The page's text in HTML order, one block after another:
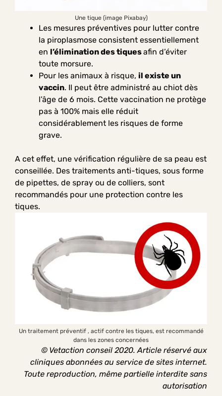
Une tique (image Pixabay)
Les mesures préventives pour lutter contre
la piroplasmose consistent essentiellement
en l’élimination des tiquesafin d’éviter
toute morsure.
Pour les animaux à risque, il existe un
vaccin. Il peut être administré au chiot dès
l’âge de 6 mois. Cette vaccination ne protège
pas à 100% mais elle réduit
considérablement les risques de forme
grave.
A cet effet, une vérification régulière de sa peau est
conseillée. Des traitements anti-tiques, sous forme
de pipettes, de spray ou de colliers, sont
recommandés pour une protection contre les
tiques.
Un traitement préventif , actif contre les tiques, est recommandé
dans les zones concernées
© Vetaction conseil 2020. Article réservé aux
cliniques abonnées au service de sites internet.
Toute reproduction, même partielle interdite sans
autorisation